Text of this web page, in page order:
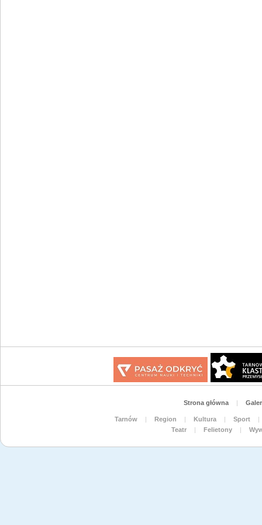
Strona główna |
Tarnów | Region | Kultura | Sport
|
Teatr
| Felietony |